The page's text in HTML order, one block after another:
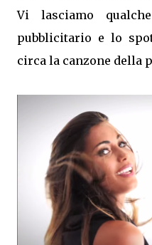
Vi lasciamo
pubblicitario e lo
circa la canzone della